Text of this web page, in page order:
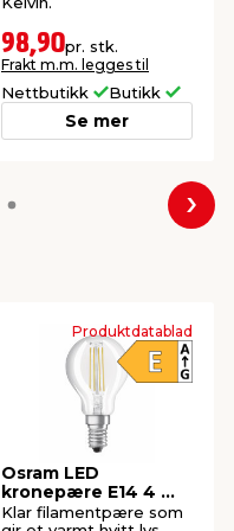
98,90pr. stk.
Frakt m.m. legges til
Nettbutikk Butikk
Se mer
Produktdatablad
Osram LED
kronepære E14 4 W
2-pk.
Klar filamentpære som